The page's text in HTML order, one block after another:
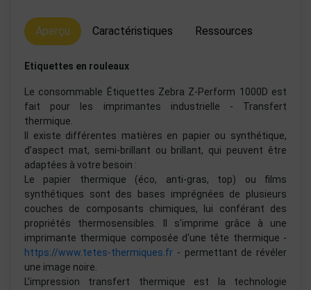
Aperçu Caractéristiques Ressources
Etiquettes en rouleaux
Le consommable Étiquettes Zebra Z-Perform 1000D est
fait pour les imprimantes industrielle - Transfert
thermique.
Il existe différentes matières en papier ou synthétique,
d’aspect mat, semi-brillant ou brillant, qui peuvent être
adaptées à votre besoin :
Le papier thermique (éco, anti-gras, top) ou films
synthétiques sont des bases imprégnées de plusieurs
couches de composants chimiques, lui conférant des
propriétés thermosensibles. Il s'imprime grâce à une
imprimante thermique composée d'une tête thermique -
https://www.tetes-thermiques.fr - permettant de révéler
une image noire.
L’impression transfert thermique est la technologie